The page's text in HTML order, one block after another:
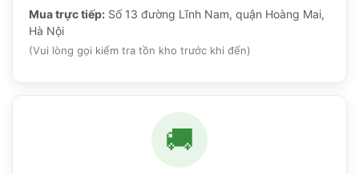
Mua trực tiếp: Số 13 đường Lĩnh Nam, quận Hoàng Mai,
Hà Nội
(Vui lòng gọi kiểm tra tồn kho trước khi đến)
🚚